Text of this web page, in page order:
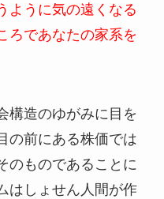
ように気の遠くなる
ろであなたの家系を
構造のゆがみに目を
の前にある株価では
のものであることに
はしょせん人間が作